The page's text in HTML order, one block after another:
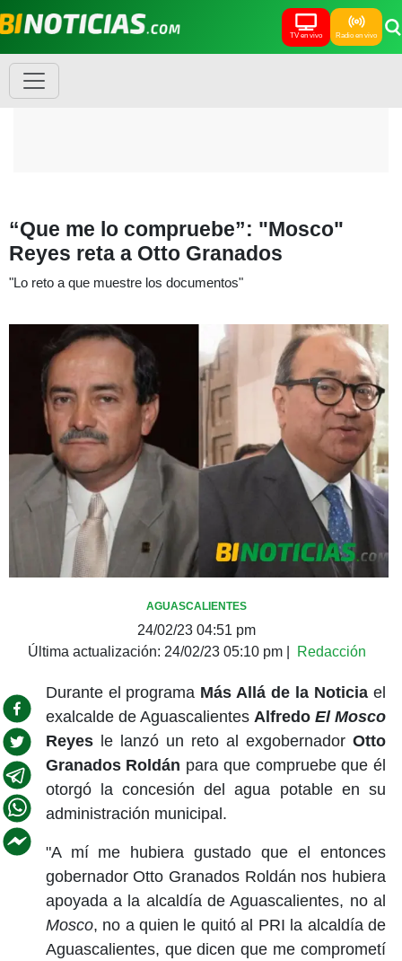
TV en vivo Radio en vivo
“Que me lo compruebe”: "Mosco"
Reyes reta a Otto Granados
"Lo reto a que muestre los documentos"
AGUASCALIENTES
24/02/23 04:51 pm
Última actualización: 24/02/23 05:10 pm| Redacción
Durante el programa Más Allá de la Noticia el
exalcalde de Aguascalientes Alfredo El Mosco
Reyes le lanzó un reto al exgobernador Otto
Granados Roldán para que compruebe que él
otorgó la concesión del agua potable en su
administración municipal.
"A mí me hubiera gustado que el entonces
gobernador Otto Granados Roldán nos hubiera
apoyada a la alcaldía de Aguascalientes, no al
Mosco, no a quien le quitó al PRI la alcaldía de
Aguascalientes, que dicen que me comprometí